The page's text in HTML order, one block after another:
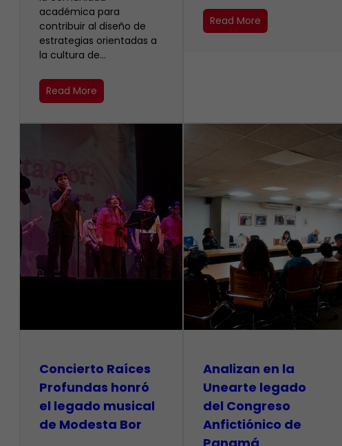
académica para
contribuir al diseño de
estrategias orientadas a
la cultura de…
Read More
Read More
​Concierto Raíces
Profundas honró
el legado musical
de Modesta Bor
Analizan en la
Unearte legado
del Congreso
Anfictiónico de